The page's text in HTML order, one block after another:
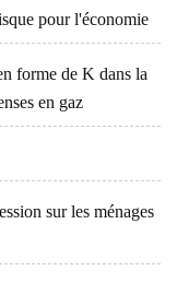
pour l'économie
forme de K dans la
en gaz
sur les ménages